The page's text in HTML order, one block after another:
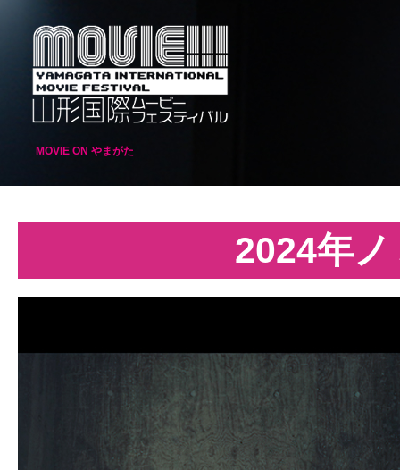
MOVIE ON やまがた
2024年